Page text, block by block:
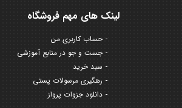
لینک های مهم فروشگاه
حساب کاربری من
جست و جو در منابع آموزشی
سبد خرید
رهگیری مرسولات پستی
دانلود جزوات پرواز